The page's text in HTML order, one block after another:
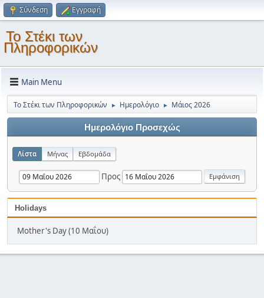
Σύνδεση Εγγραφή
Το Στέκι των
Πληροφορικών
Main Menu
Το Στέκι των Πληροφορικών ► Ημερολόγιο ► Μάιος 2026
Ημερολόγιο Προσεχώς
Λίστα Μήνας Εβδομάδα
Προς
Holidays
Mother's Day (10 Μαΐου)